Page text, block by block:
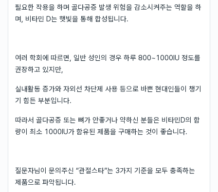
필요한 작용을 하며 골다공증 발생 위험을 감소시켜주는 역할을 하
며, 비타민 D는 햇빛을 통해 합성됩니다.
여러 학회에 따르면, 일반 성인의 경우 하루 800~1000IU 정도를
권장하고 있지만,
실내활동 증가와 자외선 차단제 사용 등으로 바쁜 현대인들이 챙기
기 힘든 부분입니다.
따라서 골다공증 또는 뼈가 안좋거나 약하신 분들은 비타민D의 함
량이 최소 1000IU가 함유된 제품을 구매하는 것이 좋습니다.
질문자님이 문의주신 “관절스타”는 3가지 기준을 모두 충족하는
제품으로 파악됩니다.